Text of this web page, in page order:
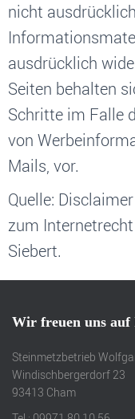
nicht
ausdrücklich
Seiten behalten
Schritte im Falle
von
Mails, vor.
Quelle:
zum
Siebert.
Wir freuen uns auf
Steinmetzbetrieb
Windischbergerdorf 23
93413 Cham